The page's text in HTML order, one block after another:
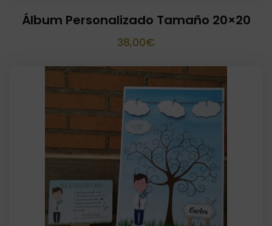
Álbum Personalizado Tamaño 20×20
38,00€